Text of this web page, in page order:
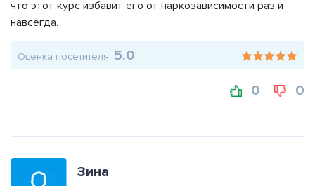
что этот курс избавит его от наркозависимости раз и
навсегда.
Оценка посетителя: 5.0
0 0
Зина